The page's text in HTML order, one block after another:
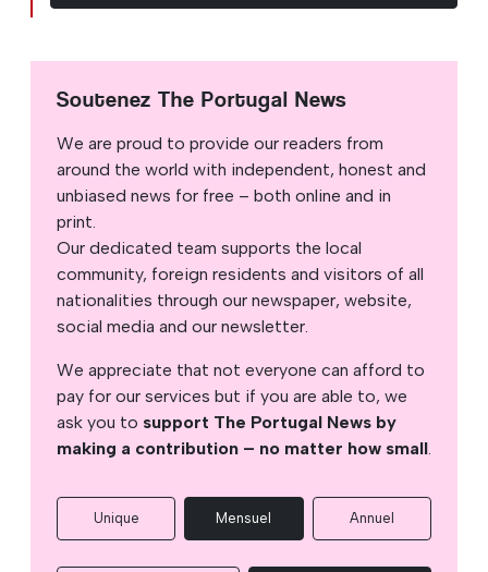
Soutenez The Portugal News
We are proud to provide our readers from
around the world with independent, honest and
unbiased news for free – both online and in
print.
Our dedicated team supports the local
community, foreign residents and visitors of all
nationalities through our newspaper, website,
social media and our newsletter.
We appreciate that not everyone can afford to
pay for our services but if you are able to, we
ask you to support The Portugal News by
making a contribution – no matter how small.
Unique Mensuel Annuel